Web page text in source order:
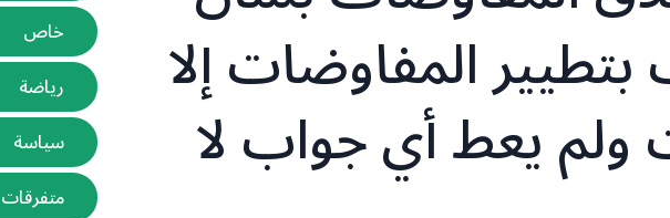
المفاوضات إلا
ولم يعط أي جواب لا
خاص
رياضة
سياسة
متفرقات